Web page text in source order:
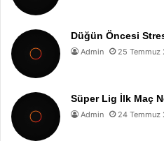
Düğün Öncesi
Admin 25 Temmuz
Süper Lig İlk Maç
Admin 24 Temmuz